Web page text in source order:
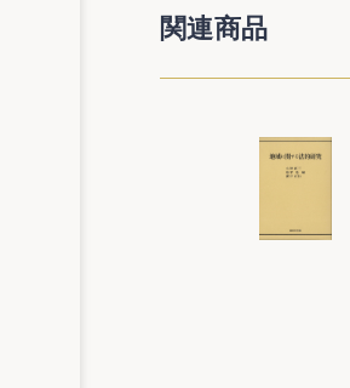
関連商品